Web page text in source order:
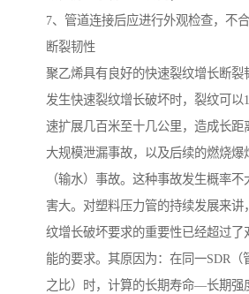
7、管道连接后应进行外观检查，不
断裂韧性
聚乙烯具有良好的快速裂纹增长断裂
发生快速裂纹增长破坏时，裂纹可以
速扩展几百米至十几公里，造成长距
大规模泄漏事故，以及后续的燃烧爆
（输水）事故。这种事故发生概率
害大。对塑料压力管的持续发展来讲
纹增长破坏要求的重要性已经超过了
能的要求。其原因为：在同一SDR（
之比）时，计算的长期寿命—长期强